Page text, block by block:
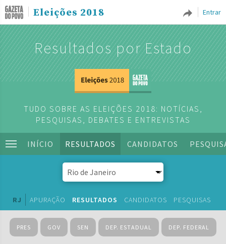
Entrar
Eleições 2018
Resultados por Estado
TUDO SOBRE AS ELEIÇÕES 2018: NOTÍCIAS,
PESQUISAS, DEBATES E ENTREVISTAS
INÍCIO RESULTADOS CANDIDATOS
RJ APURAÇÃO RESULTADOS CANDIDATOS PESQUISAS
PRES GOV SEN DEP. ESTADUAL DEP. FEDERAL